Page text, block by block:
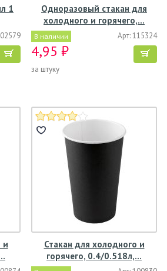
1
Одноразовый стакан для
холодного и горячего,…
В наличии Арт: 115324
4,95 ₽
за штуку
и
Стакан для холодного и
горячего, 0.4/0.518л,…